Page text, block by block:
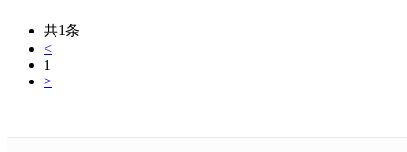
共1条
<
1
>